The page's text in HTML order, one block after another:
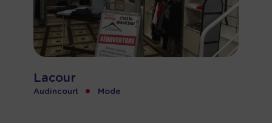
Lacour
Audincourt • Mode